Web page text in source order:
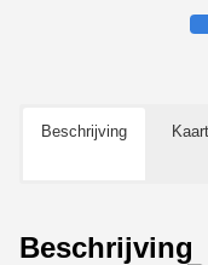
Beschrijving Kaart
Beschrijving